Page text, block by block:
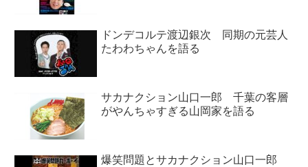
ドンデコルテ渡辺銀次 同期の元芸人
たわわちゃんを語る
サカナクション山口一郎 千葉の客層
がやんちゃすぎる山岡家を語る
爆笑問題とサカナクション山口一郎